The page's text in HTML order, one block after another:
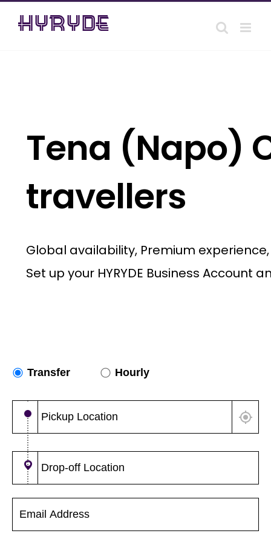
Skip
Tena (Napo)
travellers
Global availability, Premium
Set up your HYRYDE Business Account